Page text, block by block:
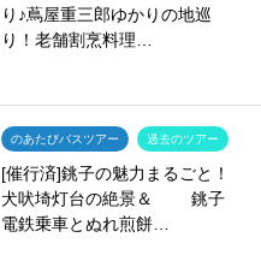
り♪蔦屋重三郎ゆかりの地巡
り！老舗割烹料理…
のあたびバスツアー 過去のツアー
[催行済]銚子の魅力まるごと！
犬吠埼灯台の絶景＆ 銚子
電鉄乗車とぬれ煎餅…